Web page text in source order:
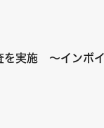
を実施 ～インボ